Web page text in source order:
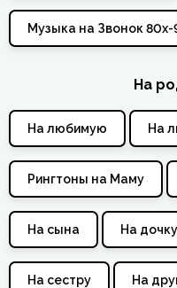
Музыка на Звонок 80х-
На
На любимую На
Рингтоны на Маму
На сына На дочку
На сестру На